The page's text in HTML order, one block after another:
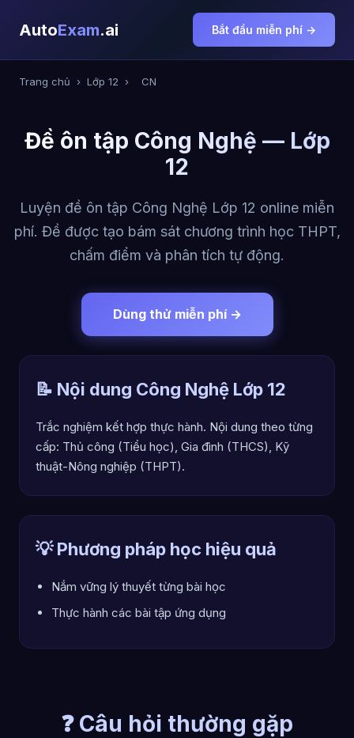
AutoExam.ai Bắt đầu miễn phí →
Trang chủ › Lớp 12 › CN
Đề ôn tập Công Nghệ — Lớp
12
Luyện đề ôn tập Công Nghệ Lớp 12 online miễn
phí. Đề được tạo bám sát chương trình học THPT,
chấm điểm và phân tích tự động.
Dùng thử miễn phí →
📝 Nội dung Công Nghệ Lớp 12
Trắc nghiệm kết hợp thực hành. Nội dung theo từng
cấp: Thủ công (Tiểu học), Gia đình (THCS), Kỹ
thuật-Nông nghiệp (THPT).
💡 Phương pháp học hiệu quả
Nắm vững lý thuyết từng bài học
Thực hành các bài tập ứng dụng
❓ Câu hỏi thường gặp